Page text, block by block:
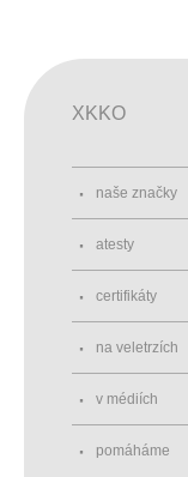
XKKO
naše značky
atesty
certifikáty
na veletrzích
v médiích
pomáháme